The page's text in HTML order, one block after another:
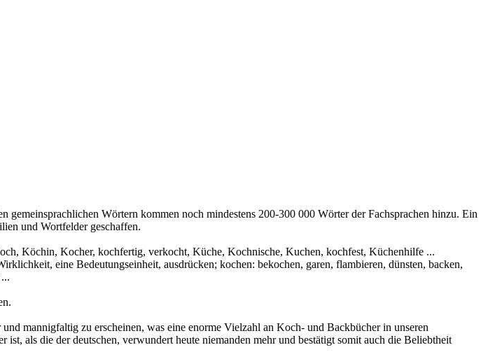
Wörtern kommen noch mindestens 200-300 000 Wörter der Fachsprachen hinzu. Ein
und Wortfelder geschaffen.
Köchin, Kocher, kochfertig, verkocht, Küche, Kochnische, Kuchen, kochfest, Küchenhilfe ...
eine Bedeutungseinheit, ausdrücken; kochen: bekochen, garen, flambieren, dünsten, backen,
mannigfaltig zu erscheinen, was eine enorme Vielzahl an Koch- und Backbücher in unseren
als die der deutschen, verwundert heute niemanden mehr und bestätigt somit auch die Beliebtheit